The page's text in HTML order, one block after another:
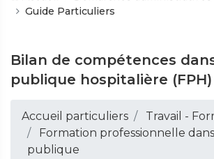
Guide Particuliers
Bilan de compétences
publique hospitalière (FPH)
Accueil particuliers
Travail -
Formation professionnelle
publique